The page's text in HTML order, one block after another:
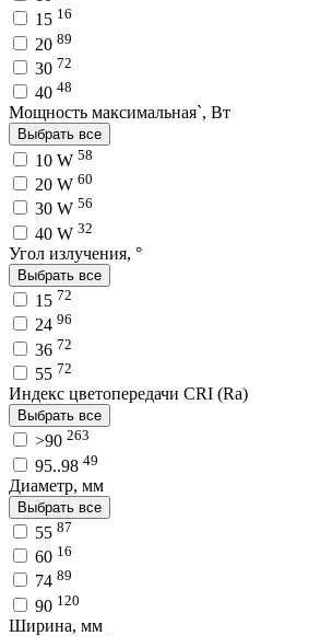
15 16
20 89
30 72
40 48
Мощность максимальная`, Вт
Выбрать все
10 W 58
20 W 60
30 W 56
40 W 32
Угол излучения, °
Выбрать все
15 72
24 96
36 72
55 72
Индекс цветопередачи CRI (Ra)
Выбрать все
>90 263
95..98 49
Диаметр, мм
Выбрать все
55 87
60 16
74 89
90 120
Ширина, мм